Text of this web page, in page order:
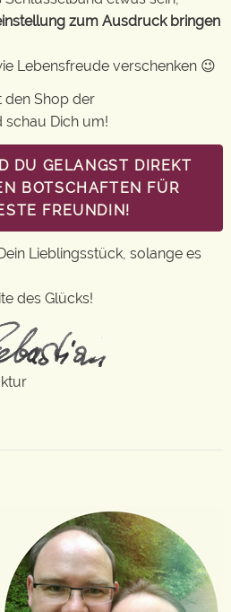
zum Ausdruck bringen
Lebensfreude verschenken 😉
den Shop der
Dich um!
DU GELANGST DIREKT
BOTSCHAFTEN FÜR
FREUNDIN!
Lieblingsstück, solange es
des Glücks!